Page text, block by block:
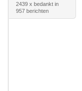
2439 x bedankt in
957 berichten